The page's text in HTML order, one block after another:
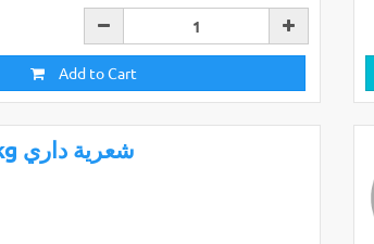
Add to Cart
10kg شعرية داري